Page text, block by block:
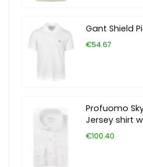
Gant Shield
€54.67
Profuomo
Jersey shirt
€100.40